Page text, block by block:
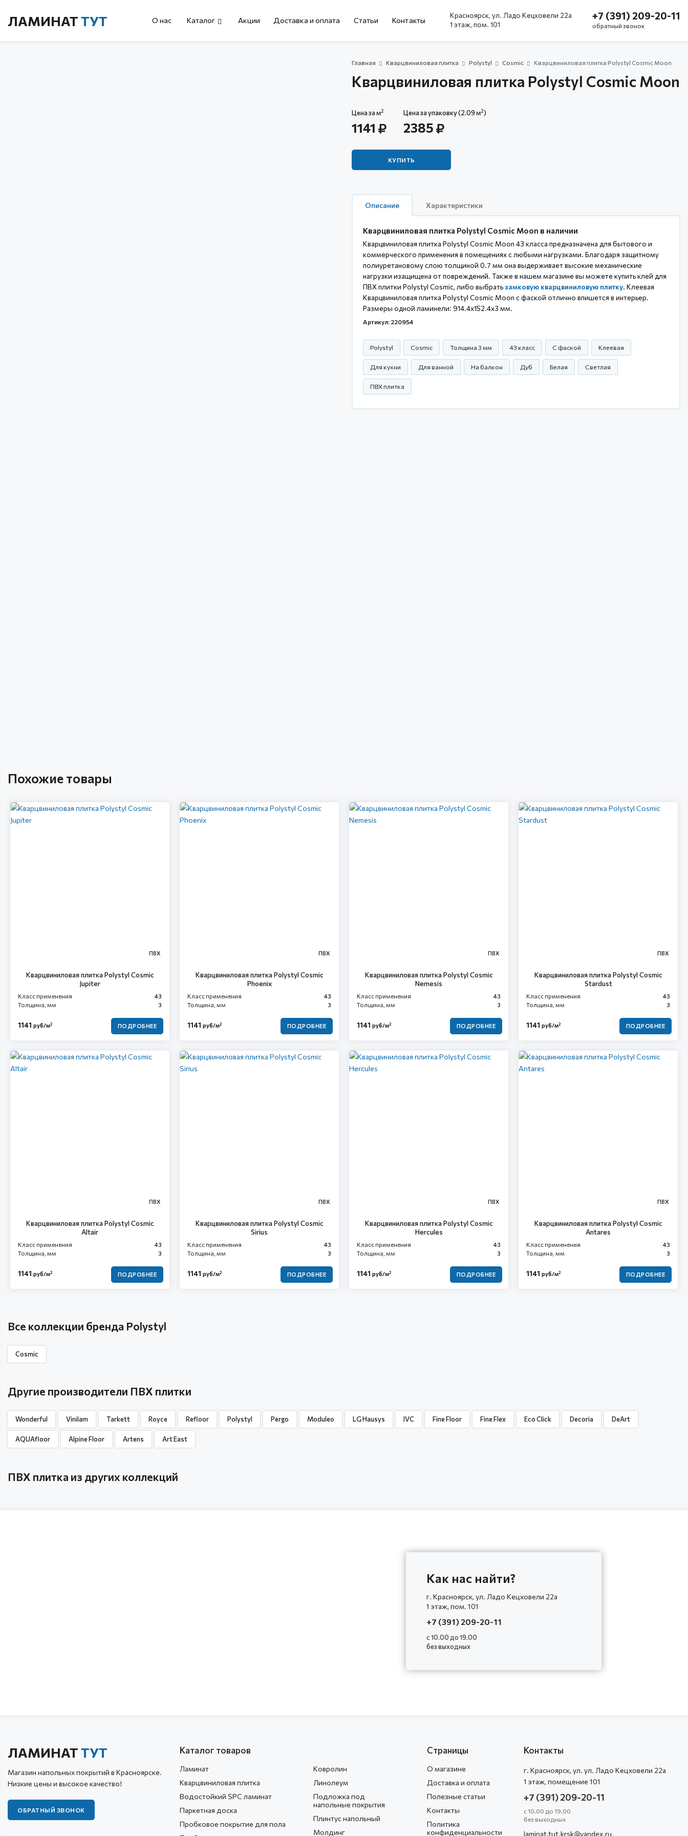
ЛАМИНАТТУТ +7 (391) 209-20-11
обратный звонок
Красноярск, ул. Ладо Кецховели 22а
1 этаж, пом. 101
О нас Каталог Акции Доставка и оплата Cтатьи Контакты
Главная Кварцвиниловая плитка Polystyl Cosmic Кварцвиниловая плитка Polystyl Cosmic Moon
Кварцвиниловая плитка Polystyl Cosmic Moon
Цена за м2
1141
Цена за упаковку (2.09 м2)
2385
КУПИТЬ
Описание Характеристики
Кварцвиниловая плитка Polystyl Cosmic Moon в наличии
Кварцвиниловая плитка Polystyl Cosmic Moon 43 класса предназначена для бытового и
коммерческого применения в помещениях с любыми нагрузками. Благодаря защитному
полиуретановому слою толщиной 0.7 мм она выдерживает высокие механические
нагрузки изащищена от повреждений. Также в нашем магазине вы можете купить клей для
ПВХ плитки Polystyl Cosmic, либо выбрать замковую кварцвиниловую плитку. Клеевая
Кварцвиниловая плитка Polystyl Cosmic Moon с фаской отлично впишется в интерьер.
Размеры одной ламинели: 914.4x152.4x3 мм.
Артикул: 220954
Polystyl Cosmic Толщина 3 мм 43 класс С фаской Клеевая
Для кухни Для ванной На балкон Дуб Белая Светлая
ПВХ плитка
Похожие товары
ПВХ
Кварцвиниловая плитка Polystyl Cosmic
Jupiter
Класс применения
43
Толщина, мм
3
1141 руб/м2 ПОДРОБНЕЕ
ПВХ
Кварцвиниловая плитка Polystyl Cosmic
Phoenix
Класс применения
43
Толщина, мм
3
1141 руб/м2 ПОДРОБНЕЕ
ПВХ
Кварцвиниловая плитка Polystyl Cosmic
Nemesis
Класс применения
43
Толщина, мм
3
1141 руб/м2 ПОДРОБНЕЕ
ПВХ
Кварцвиниловая плитка Polystyl Cosmic
Stardust
Класс применения
43
Толщина, мм
3
1141 руб/м2 ПОДРОБНЕЕ
ПВХ
Кварцвиниловая плитка Polystyl Cosmic
Altair
Класс применения
43
Толщина, мм
3
1141 руб/м2 ПОДРОБНЕЕ
ПВХ
Кварцвиниловая плитка Polystyl Cosmic
Sirius
Класс применения
43
Толщина, мм
3
1141 руб/м2 ПОДРОБНЕЕ
ПВХ
Кварцвиниловая плитка Polystyl Cosmic
Hercules
Класс применения
43
Толщина, мм
3
1141 руб/м2 ПОДРОБНЕЕ
ПВХ
Кварцвиниловая плитка Polystyl Cosmic
Antares
Класс применения
43
Толщина, мм
3
1141 руб/м2 ПОДРОБНЕЕ
Все коллекции бренда Polystyl
Cosmic
Другие производители ПВХ плитки
Wonderful Vinilam Tarkett Royce Refloor Polystyl Pergo Moduleo LG Hausys IVC Fine Floor Fine Flex Eco Click Decoria DeArt
AQUAfloor Alpine Floor Artens Art East
ПВХ плитка из других коллекций
Как нас найти?
г. Красноярск, ул. Ладо Кецховели 22а
1 этаж, пом. 101
+7 (391) 209-20-11
с 10.00 до 19.00
без выходных
ЛАМИНАТТУТ
Магазин напольных покрытий в Красноярске.
Низкие цены и высокое качество!
ОБРАТНЫЙ ЗВОНОК
Каталог товаров
Ламинат
Кварцвиниловая плитка
Водостойкий SPC ламинат
Паркетная доска
Пробковое покрытие для пола
Ковролин
Линолеум
Подложка под
напольные покрытия
Плинтус напольный
Молдинг
Страницы
О магазине
Доставка и оплата
Полезные статьи
Контакты
Политика
конфиденциальности
Контакты
г. Красноярск, ул. ул. Ладо Кецховели 22а
1 этаж, помещение 101
+7 (391) 209-20-11
с 10.00 до 19.00
без выходных
laminat.tut.krsk@yandex.ru